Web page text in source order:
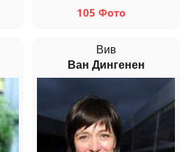
105 Фото
Вив
Ван Дингенен